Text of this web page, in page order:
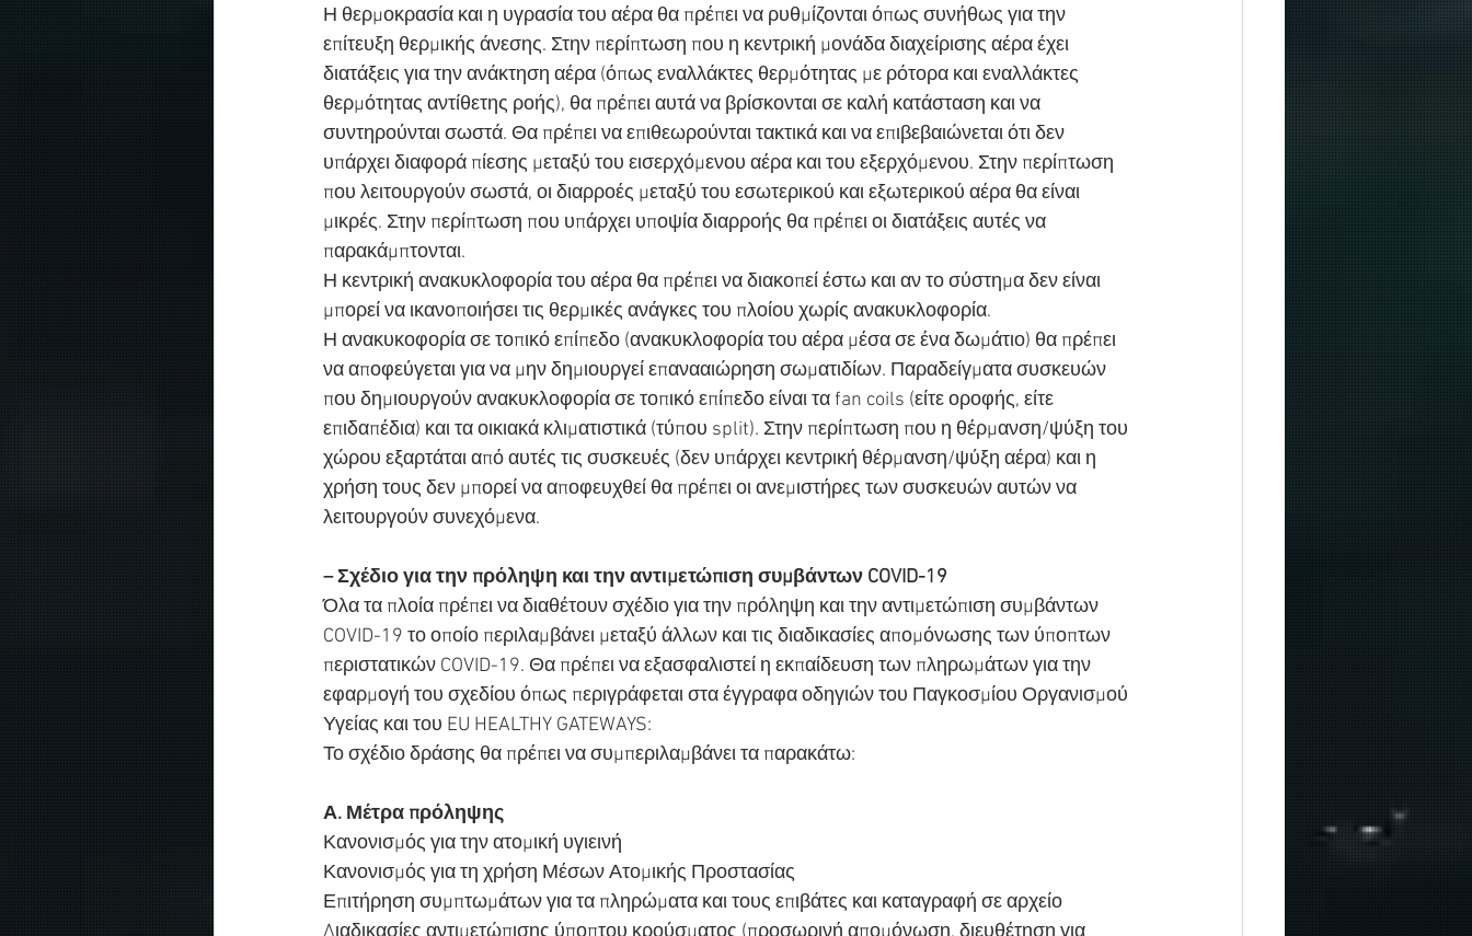
Η θερμοκρασία και η υγρασία του αέρα θα πρέπει να ρυθμίζονται όπως συνήθως για την
επίτευξη θερμικής άνεσης. Στην περίπτωση που η κεντρική μονάδα διαχείρισης αέρα έχει
διατάξεις για την ανάκτηση αέρα (όπως εναλλάκτες θερμότητας με ρότορα και εναλλάκτες
θερμότητας αντίθετης ροής), θα πρέπει αυτά να βρίσκονται σε καλή κατάσταση και να
συντηρούνται σωστά. Θα πρέπει να επιθεωρούνται τακτικά και να επιβεβαιώνεται ότι δεν
υπάρχει διαφορά πίεσης μεταξύ του εισερχόμενου αέρα και του εξερχόμενου. Στην περίπτωση
που λειτουργούν σωστά, οι διαρροές μεταξύ του εσωτερικού και εξωτερικού αέρα θα είναι
μικρές. Στην περίπτωση που υπάρχει υποψία διαρροής θα πρέπει οι διατάξεις αυτές να
παρακάμπτονται.
Η κεντρική ανακυκλοφορία του αέρα θα πρέπει να διακοπεί έστω και αν το σύστημα δεν είναι
μπορεί να ικανοποιήσει τις θερμικές ανάγκες του πλοίου χωρίς ανακυκλοφορία.
Η ανακυκοφορία σε τοπικό επίπεδο (ανακυκλοφορία του αέρα μέσα σε ένα δωμάτιο) θα πρέπει
να αποφεύγεται για να μην δημιουργεί επανααιώρηση σωματιδίων. Παραδείγματα συσκευών
που δημιουργούν ανακυκλοφορία σε τοπικό επίπεδο είναι τα fan coils (είτε οροφής, είτε
επιδαπέδια) και τα οικιακά κλιματιστικά (τύπου split). Στην περίπτωση που η θέρμανση/ψύξη του
χώρου εξαρτάται από αυτές τις συσκευές (δεν υπάρχει κεντρική θέρμανση/ψύξη αέρα) και η
χρήση τους δεν μπορεί να αποφευχθεί θα πρέπει οι ανεμιστήρες των συσκευών αυτών να
λειτουργούν συνεχόμενα.
– Σχέδιο για την πρόληψη και την αντιμετώπιση συμβάντων COVID-19
Όλα τα πλοία πρέπει να διαθέτουν σχέδιο για την πρόληψη και την αντιμετώπιση συμβάντων
COVID-19 το οποίο περιλαμβάνει μεταξύ άλλων και τις διαδικασίες απομόνωσης των ύποπτων
περιστατικών COVID-19. Θα πρέπει να εξασφαλιστεί η εκπαίδευση των πληρωμάτων για την
εφαρμογή του σχεδίου όπως περιγράφεται στα έγγραφα οδηγιών του Παγκοσμίου Οργανισμού
Υγείας και του EU HEALTHY GATEWAYS:
Το σχέδιο δράσης θα πρέπει να συμπεριλαμβάνει τα παρακάτω:
Α. Μέτρα πρόληψης
Κανονισμός για την ατομική υγιεινή
Κανονισμός για τη χρήση Μέσων Ατομικής Προστασίας
Επιτήρηση συμπτωμάτων για τα πληρώματα και τους επιβάτες και καταγραφή σε αρχείο